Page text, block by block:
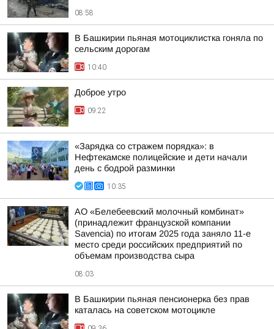
08:58
В Башкирии пьяная мотоциклистка гоняла по
сельским дорогам
10:40
Доброе утро
09:22
«Зарядка со стражем порядка»: в
Нефтекамске полицейские и дети начали
день с бодрой разминки
10:35
АО «Белебеевский молочный комбинат»
(принадлежит французской компании
Savencia) по итогам 2025 года заняло 11-е
место среди российских предприятий по
объемам производства сыра
08:03
В Башкирии пьяная пенсионерка без прав
каталась на советском мотоцикле